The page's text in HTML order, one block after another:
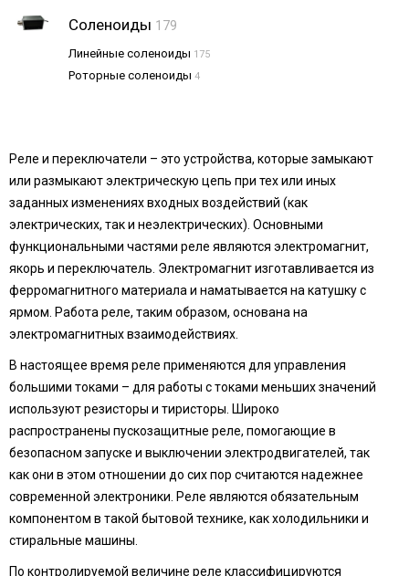
Соленоиды 179
Линейные соленоиды 175
Роторные соленоиды 4
Реле и переключатели – это устройства, которые замыкают
или размыкают электрическую цепь при тех или иных
заданных изменениях входных воздействий (как
электрических, так и неэлектрических). Основными
функциональными частями реле являются электромагнит,
якорь и переключатель. Электромагнит изготавливается из
ферромагнитного материала и наматывается на катушку с
ярмом. Работа реле, таким образом, основана на
электромагнитных взаимодействиях.
В настоящее время реле применяются для управления
большими токами – для работы с токами меньших значений
используют резисторы и тиристоры. Широко
распространены пускозащитные реле, помогающие в
безопасном запуске и выключении электродвигателей, так
как они в этом отношении до сих пор считаются надежнее
современной электроники. Реле являются обязательным
компонентом в такой бытовой технике, как холодильники и
стиральные машины.
По контролируемой величине реле классифицируются